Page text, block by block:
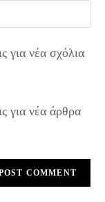
για νέα σχόλια
για νέα άρθρα